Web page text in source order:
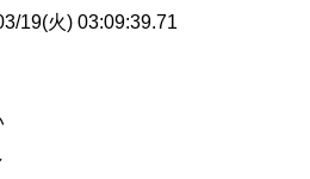
19(火) 03:09:39.71